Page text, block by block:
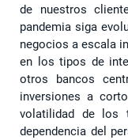
de nuestros
pandemia siga
negocios a escala
en los tipos de
otros bancos
inversiones a
volatilidad de los
dependencia del